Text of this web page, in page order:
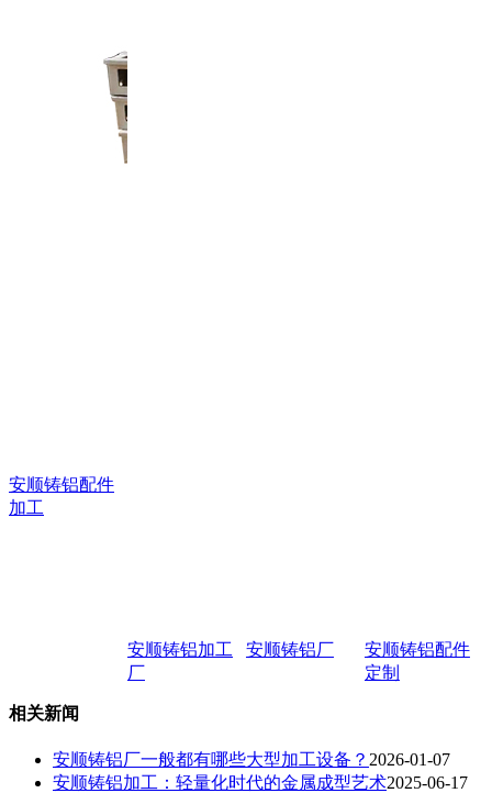
安顺铸铝配件
加工
安顺铸铝加工
厂
安顺铸铝厂
安顺铸铝配件
定制
相关新闻
安顺铸铝厂一般都有哪些大型加工设备？ 2026-01-07
安顺铸铝加工：轻量化时代的金属成型艺术2025-06-17